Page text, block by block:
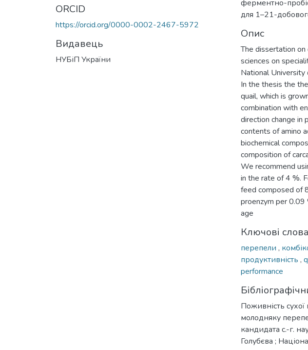
ORCID
https://orcid.org/0000-0002-2467-5972
Видавець
НУБіП України
ферментно-
для 1–21-
Опис
The dissertation
sciences on
National University
In the thesis the
quail, which is
combination with
direction change in
contents of amino
biochemical
composition of
We recommend
in the rate of 4 %.
feed composed of
proenzym per
age
Ключові слова
перепели ,
продуктивність ,
performance
Поживність сухої
молодняку
кандидата с.-г.
Голубєва ;